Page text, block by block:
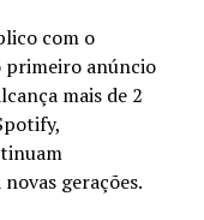
com o
primeiro anúncio
mais de 2
gerações.